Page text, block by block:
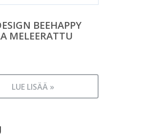
BEEHAPPY
MELEERATTU
LUE LISÄÄ »